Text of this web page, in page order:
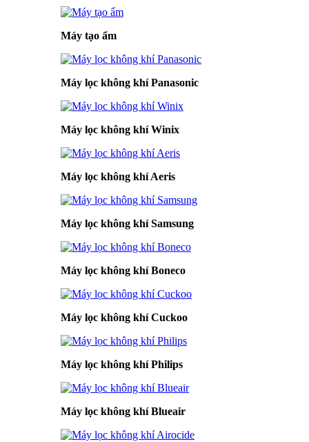
Máy tạo ẩm
Máy lọc không khí Panasonic
Máy lọc không khí Winix
Máy lọc không khí Aeris
Máy lọc không khí Samsung
Máy lọc không khí Boneco
Máy lọc không khí Cuckoo
Máy lọc không khí Philips
Máy lọc không khí Blueair